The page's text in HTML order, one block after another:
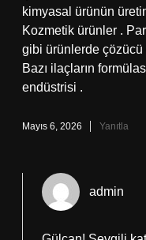
kimyasal ürünün
Kozmetik ürünler .
gibi ürünlerde çözücü
Bazı ilaçların
endüstrisi .
Mayıs 6, 2026 Yanıtla
admin